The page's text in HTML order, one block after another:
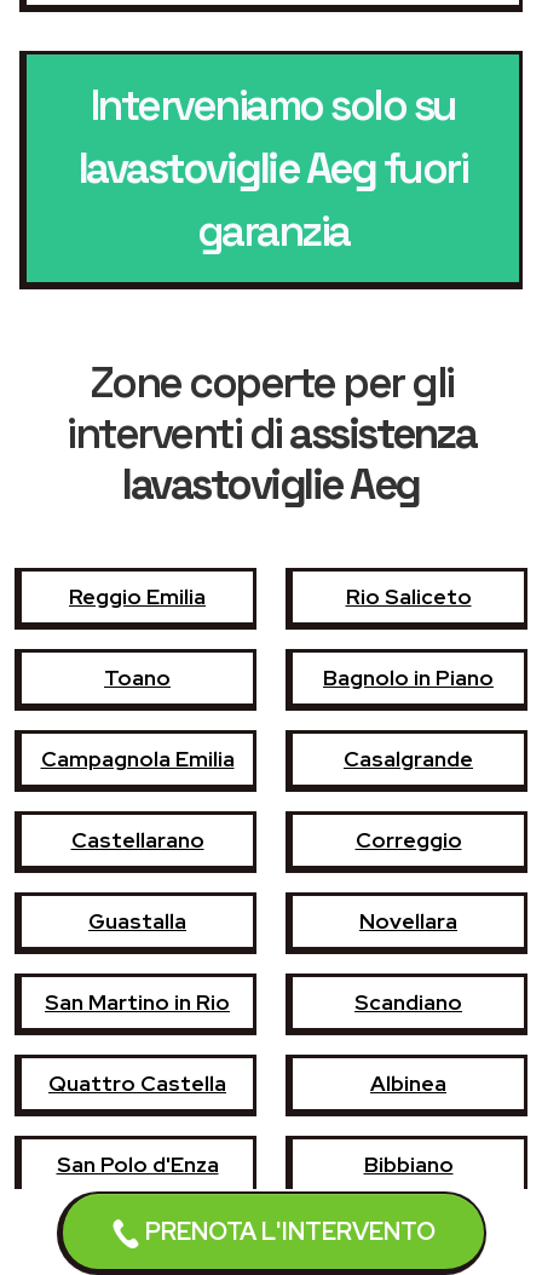
PRENOTA L'INTERVENTO
Interveniamo solo su
lavastoviglie Aegfuori
garanzia
Zone coperte per gli
interventi diassistenza
lavastoviglie Aeg
Reggio Emilia Rio Saliceto
Toano Bagnolo in Piano
Campagnola Emilia Casalgrande
Castellarano Correggio
Guastalla Novellara
San Martino in Rio Scandiano
Quattro Castella Albinea
San Polo d'Enza Bibbiano
Boretto
Cadelbosco di